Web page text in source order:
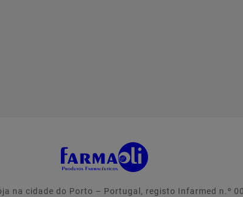
na cidade do Porto – Portugal, registo Infarmed n.º